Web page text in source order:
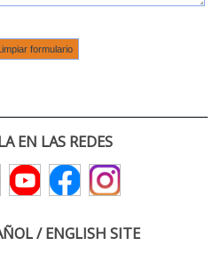
EN LAS REDES
/ ENGLISH SITE